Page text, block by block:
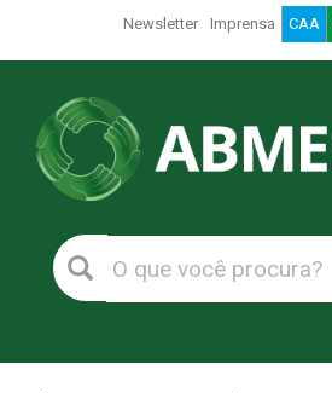
Newsletter Imprensa CAA